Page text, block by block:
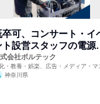
卒可、コンサート・イ
ト設営スタッフの電源
会社ボルテック
・教養・娯楽、広告・メディア・マ
電力・ガス・水道・エネルギー
神奈川県